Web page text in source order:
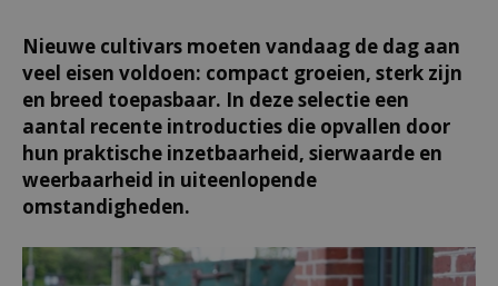
Nieuwe cultivars moeten vandaag de dag aan
veel eisen voldoen: compact groeien, sterk zijn
en breed toepasbaar. In deze selectie een
aantal recente introducties die opvallen door
hun praktische inzetbaarheid, sierwaarde en
weerbaarheid in uiteenlopende
omstandigheden.